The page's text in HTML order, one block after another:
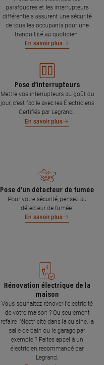
parafoudres et les interrupteurs
différentiels assurent une sécurité
de tous les occupants pour une
tranquillité au quotidien.
En savoir plus
Pose d’interrupteurs
Mettre vos interrupteurs au goût du
jour, c’est facile avec les Électriciens
Certifiés par Legrand.
En savoir plus
Pose d’un détecteur de fumée
Pour votre sécurité, pensez au
détecteur de fumée.
En savoir plus
Rénovation électrique de la
maison
Vous souhaitez rénover l'électricité
de votre maison ? Ou seulement
refaire l'électricité dans la cuisine, la
salle de bain ou le garage par
exemple ? Faites appel à un
électricien recommandé par
Legrand.